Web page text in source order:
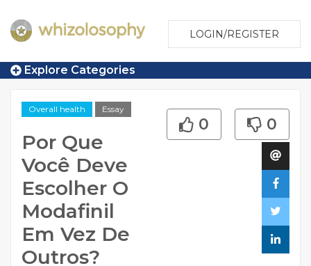
LOGIN/REGISTER
Explore Categories
Overall health Essay
Por Que
Você Deve
Escolher O
Modafinil
Em Vez De
Outros?
0 0